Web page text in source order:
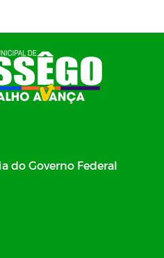
do Governo Federal